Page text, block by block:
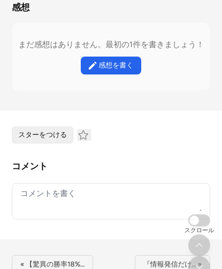
感想
まだ感想はありません。最初の1件を書きましょう！
感想を書く
スターをつける
コメント
Your comment
« 【驚異の勝率18%… 『情報発信だけ… »
スクロール